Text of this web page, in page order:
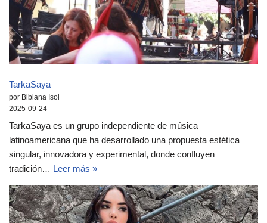
TarkaSaya
por Bibiana Isol
2025-09-24
TarkaSaya es un grupo independiente de música
latinoamericana que ha desarrollado una propuesta estética
singular, innovadora y experimental, donde confluyen
tradición… Leer más »